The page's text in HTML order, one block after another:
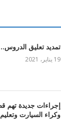
تمديد تعليق
19 يناير، 2021
إجراءات جديدة تهم
وكراء السيارت